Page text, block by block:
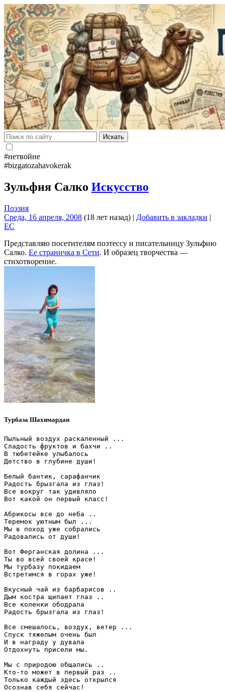
Искать
#нетвойне
#bizgatozahavokerak
Зульфия Салко Искусство
Поэзия
Среда, 16 апреля, 2008 (18 лет назад) | Добавить в закладки |
EC
Представляю посетителям поэтессу и писательницу Зульфию
Салко. Ее страничка в Сети. И образец творчества —
стихотворение.
Турбаза Шахимардан
Пыльный воздух раскаленный ...
Сладость фруктов и бахчи ..
В тюбетейке улыбалось
Детство в глубине души!
Белый бантик, сарафанчик
Радость брызгала из глаз!
Все вокруг так удивляло
Вот какой он первый класс!
Абрикосы все до неба ..
Теремок уютным был ...
Мы в поход уже собрались
Радовались от души!
Вот Ферганская долина ...
Ты во всей своей красе!
Мы турбазу покидаем
Встретимся в горах уже!
Вкусный чай из барбарисов ..
Дым костра щипает глаз ..
Все коленки ободрала
Радость брызгала из глаз!
Все смешалось, воздух, ветер ...
Спуск тяжелым очень был
И в награду у дувала
Отдохнуть присели мы.
Мы с природою общались ..
Кто-то может в первый раз ..
Только каждый здесь открылся
Осознав себя сейчас!